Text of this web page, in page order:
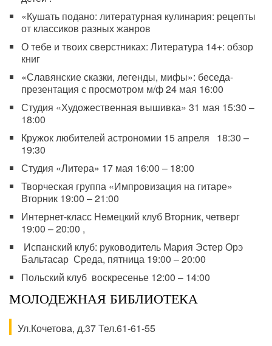
«Кушать подано: литературная кулинария: рецепты
от классиков разных жанров
О тебе и твоих сверстниках: Литература 14+: обзор
книг
«Славянские сказки, легенды, мифы»: беседа-
презентация с просмотром м/ф 24 мая 16:00
Студия «Художественная вышивка» 31 мая 15:30 –
18:00
Кружок любителей астрономии 15 апреля 18:30 –
19:30
Студия «Литера» 17 мая 16:00 – 18:00
Творческая группа «Импровизация на гитаре»
Вторник 19:00 – 21:00
Интернет-класс Немецкий клуб Вторник, четверг
19:00 – 20:00 ,
Испанский клуб: руководитель Мария Эстер Орэ
Бальтасар Среда, пятница 19:00 – 20:00
Польский клуб воскресенье 12:00 – 14:00
МОЛОДЕЖНАЯ БИБЛИОТЕКА
Ул.Кочетова, д.37 Тел.61-61-55